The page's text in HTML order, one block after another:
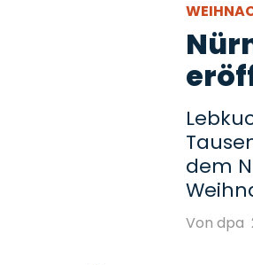
dem
Von dpa